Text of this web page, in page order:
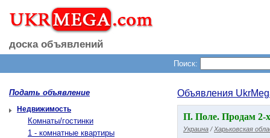
доска объявлений
Поиск:
Подать объявление
Недвижимость
Комнаты/гостинки
1 - комнатные квартиры
Объявления
П. Поле. Продам 2-х
Украина / Харьковская